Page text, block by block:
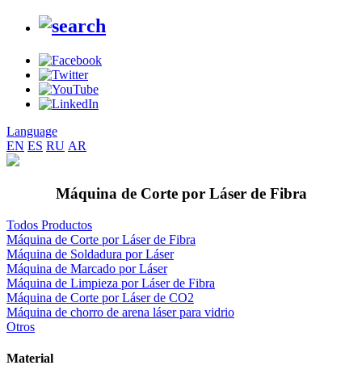
Language
EN ES RU AR
Máquina de Corte por Láser de Fibra
Todos Productos
Máquina de Corte por Láser de Fibra
Máquina de Soldadura por Láser
Máquina de Marcado por Láser
Máquina de Limpieza por Láser de Fibra
Máquina de Corte por Láser de CO2
Máquina de chorro de arena láser para vidrio
Otros
Material